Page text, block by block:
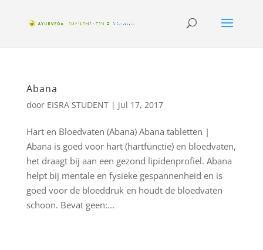
Abana
door EISRA STUDENT| jul 17, 2017
Hart en Bloedvaten (Abana) Abana tabletten |
Abana is goed voor hart (hartfunctie) en bloedvaten,
het draagt bij aan een gezond lipidenprofiel. Abana
helpt bij mentale en fysieke gespannenheid en is
goed voor de bloeddruk en houdt de bloedvaten
schoon. Bevat geen:...